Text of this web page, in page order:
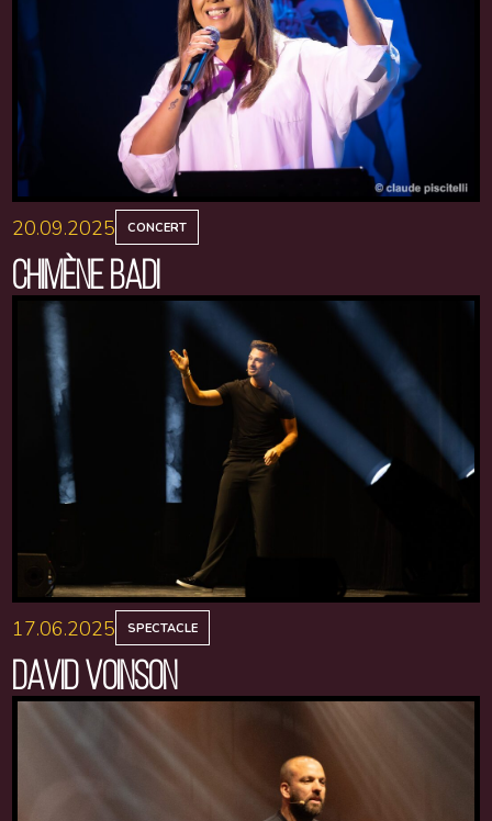
20.09.2025 CONCERT
CHIMÈNE BADI
17.06.2025 SPECTACLE
DAVID VOINSON